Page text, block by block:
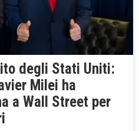
degli Stati Uniti:
Milei ha
a Wall Street per